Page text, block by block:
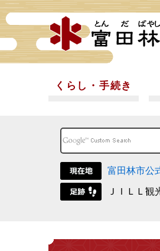
くらし・手続き
富田林市公
ＪＩＬＬ観